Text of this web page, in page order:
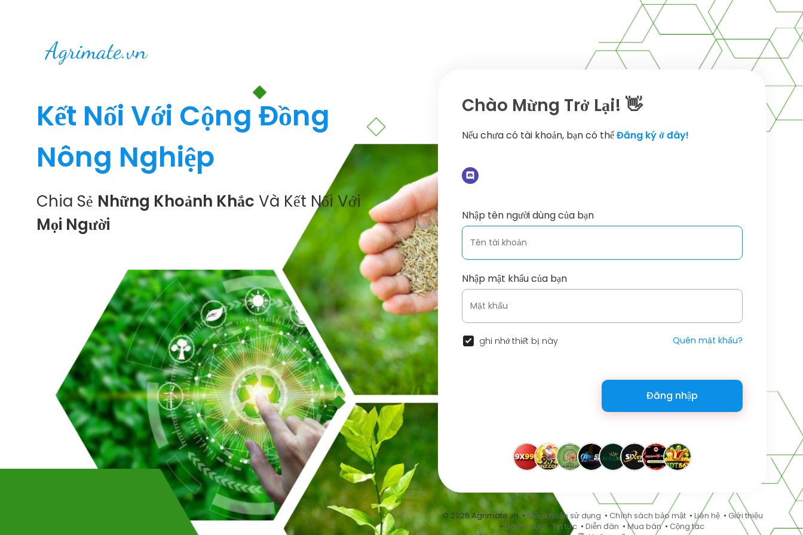
Kết Nối Với Cộng Đồng
Nông Nghiệp
Chia Sẻ Những Khoảnh Khắc Và Kết Nối Với
Mọi Người
Chào Mừng Trở Lại! 👋
Nếu chưa có tài khoản, bạn có thểĐăng ký ở đây!
Nhập tên người dùng của bạn
Nhập mật khẩu của bạn
ghi nhớ thiết bị này Quên mật khẩu?
Đăng nhập
© 2026 Agrimate.vn •Điều khoản sử dụng • Chính sách bảo mật• Liên hệ• Giới thiệu
• Danh mục• Tin tức • Diễn đàn •Mua bán• Cộng tác